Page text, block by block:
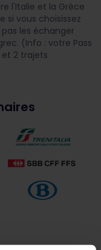
l'Italie et la Grèce
si vous choisissez
les échanger
(Info : votre Pass
2 trajets